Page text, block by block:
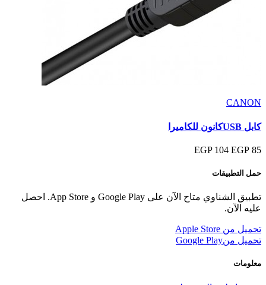
CANON
كابل USBكانون للكاميرا
85 EGP
104 EGP
حمل التطبيقات
تطبيق الشناوي متاح الآن على Google Play و App Store. احصل
عليه الآن.
تحميل من Apple Store
تحميل منGoogle Play
معلومات